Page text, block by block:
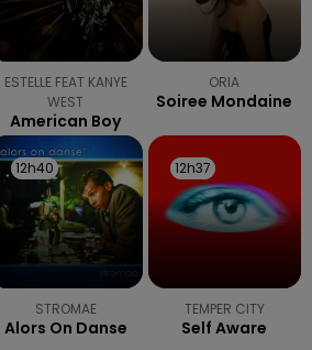
ESTELLE FEAT KANYE
WEST
American Boy
ORIA
Soiree Mondaine
12h40
12h40
STROMAE
Alors On Danse
12h37
12h37
TEMPER CITY
Self Aware